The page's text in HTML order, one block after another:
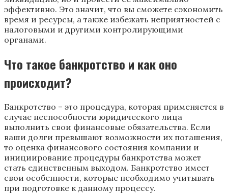
эффективно. Это значит, что вы сможете сэкономить
время и ресурсы, а также избежать неприятностей с
налоговыми и другими контролирующими
органами.
Что такое банкротство и как оно
происходит?
Банкротство – это процедура, которая применяется в
случае неспособности юридического лица
выполнить свои финансовые обязательства. Если
ваши долги превышают возможности их погашения,
то оценка финансового состояния компании и
инициирование процедуры банкротства может
стать единственным выходом. Банкротство имеет
свои особенности, которые необходимо учитывать
при подготовке к данному процессу.